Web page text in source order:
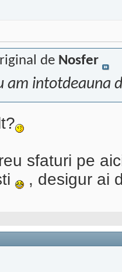
de Nosfer
am intotdeauna
sfaturi pe
, desigur ai